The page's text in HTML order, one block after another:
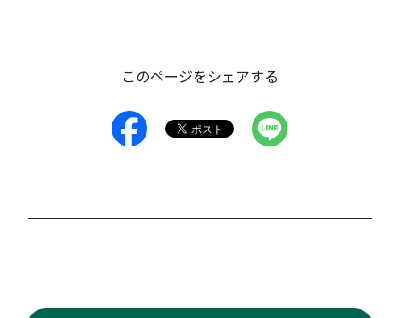
このページをシェアする